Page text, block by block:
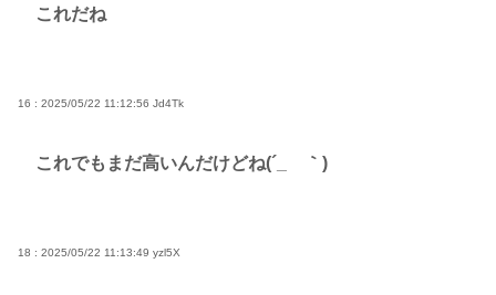
これだね
16 : 2025/05/22 11:12:56 Jd4Tk
これでもまだ高いんだけどね(´_ゝ｀)
18 : 2025/05/22 11:13:49 yzl5X